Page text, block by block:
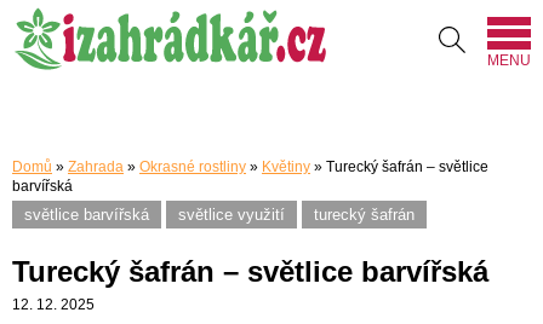
MENU
Domů » Zahrada » Okrasné rostliny » Květiny » Turecký šafrán – světlice
barvířská
světlice barvířská světlice využití turecký šafrán
Turecký šafrán – světlice barvířská
12. 12. 2025